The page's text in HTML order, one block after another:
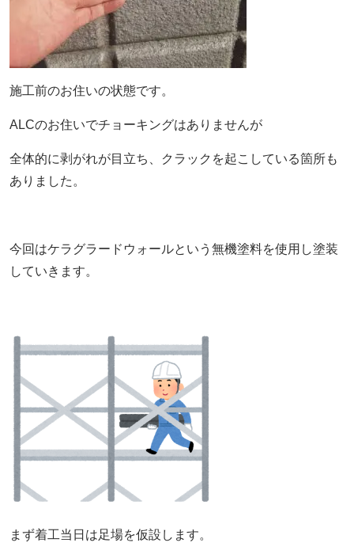
施工前のお住いの状態です。
ALCのお住いでチョーキングはありませんが
全体的に剥がれが目立ち、クラックを起こしている箇所も
ありました。
今回はケラグラードウォールという無機塗料を使用し塗装
していきます。
まず着工当日は足場を仮設します。